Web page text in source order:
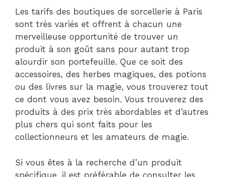
Les tarifs des boutiques de sorcellerie à Paris
sont très variés et offrent à chacun une
merveilleuse opportunité de trouver un
produit à son goût sans pour autant trop
alourdir son portefeuille. Que ce soit des
accessoires, des herbes magiques, des potions
ou des livres sur la magie, vous trouverez tout
ce dont vous avez besoin. Vous trouverez des
produits à des prix très abordables et d’autres
plus chers qui sont faits pour les
collectionneurs et les amateurs de magie.
Si vous êtes à la recherche d’un produit
spécifique, il est préférable de consulter les